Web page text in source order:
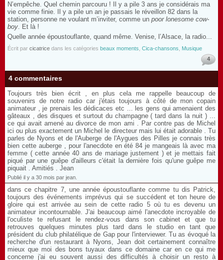
N’empêche. Quel chemin parcouru ! Il y a pile 3 ans je considérais ma
vie comme finie. Il y a pile un an je passais le réveillon 82 dans la
station, personne ne voulant m’inviter, comme un poor lonesome cow-
boy. Et là !
Quelle année époustouflante, quand même. Venise, l’Alsace, la radio...
Écrit par cicatrice dans les catégories beaux moments Cica-chansons
Musique
4
4 commentaires
Toujours très bien écrit , en plus cela me rappelle beaucoup de
souvenirs de notre radio car j'étais toujours à côté de mon copain
animateur , je prenais les dédicaces etc ... les gens qui amenaient des
gâteaux , des disques et surtout du champagne ( tard dans la nuit ) ...
ce qui avait amené au divorce de mon ami . Par contre pas de Michel
ici ou plus exactement un Michel le directeur mais lui était adorable . Tu
parles de Nyons et de l'Auberge de l'Aygues des Pilles je connais très
bien cette auberge , pour l'anecdote en été 84 je mangeais là avec ma
femme ( cette année 40 ans de mariage justement ) et je mettais fait
piqué par une guêpe d'ailleurs c'était la dernière fois qu'une guêpe me
piquait . Amitiés . Jean
Publié il y a 30 mois par jean.
dans ce chapitre 7, une année époustouflante comme tu dis Patrick,
toujours des événements imprévus qui se succédent et ton heure de
gloire qui est arrivée au sein de cette radio 5 où tu es devenu un
animateur incontournable. J'ai beaucoup aimé l'anecdote incroyable de
l'oculiste te refusant le rendez-vous dans son cabinet et que tu
retrouves quelques minutes plus tard dans le studio en tant que
président du club philatélique de Gap pour l'interviewer. Tu as évoqué la
recherche d'un restaurant à Nyons, Jean doit certainement connaître
mieux que moi des bons tuyaux dans ce domaine car en ce qui me
concerne j'ai eu souvent aussi des difficultés à choisir un resto à